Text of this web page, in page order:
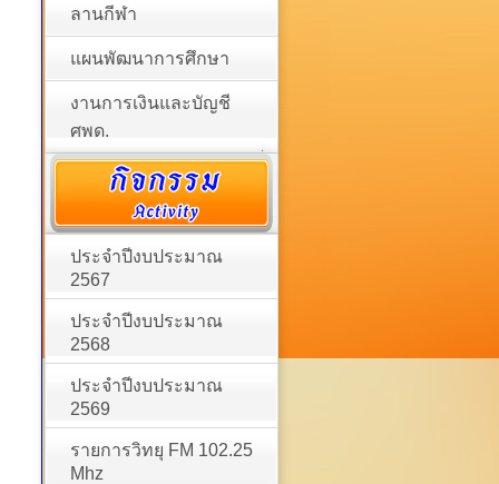
ลานกีฬา
แผนพัฒนาการศึกษา
งานการเงินและบัญชี
ศพด.
ประจำปีงบประมาณ
2567
ประจำปีงบประมาณ
2568
ประจำปีงบประมาณ
2569
รายการวิทยุ FM 102.25
Mhz